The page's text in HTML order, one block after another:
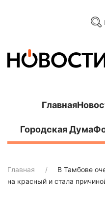
Главная
Городская Дума
Главная
В Тамбове
на красный и стала